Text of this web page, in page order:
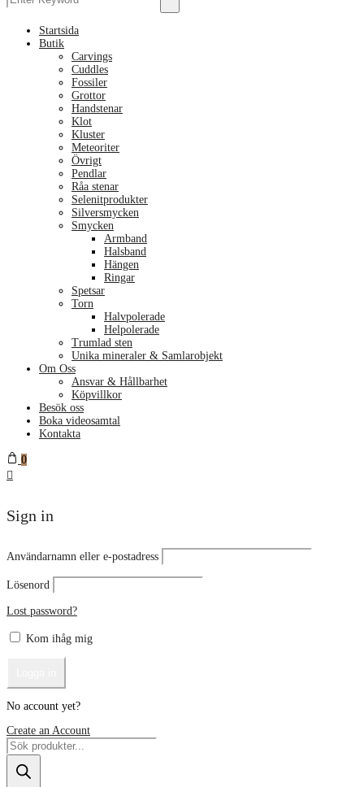
for:
Search
Startsida
Butik
Carvings
Cuddles
Fossiler
Grottor
Handstenar
Klot
Kluster
Meteoriter
Övrigt
Pendlar
Råa stenar
Selenitprodukter
Silversmycken
Smycken
Armband
Halsband
Hängen
Ringar
Spetsar
Torn
Halvpolerade
Helpolerade
Trumlad sten
Unika mineraler & Samlarobjekt
Om Oss
Ansvar & Hållbarhet
Köpvillkor
Besök oss
Boka videosamtal
Kontakta
0
Sign in
Användarnamn eller e-postadress
Lösenord
Lost password?
Kom ihåg mig
No account yet?
Create an Account
Products
search